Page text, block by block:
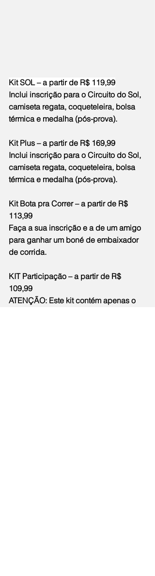
Kit SOL – a partir de R$ 119,99
Inclui inscrição para o Circuito do Sol,
camiseta regata, coqueteleira, bolsa
térmica e medalha (pós-prova).
Kit Plus – a partir de R$ 169,99
Inclui inscrição para o Circuito do Sol,
camiseta regata, coqueteleira, bolsa
térmica e medalha (pós-prova).
Kit Bota pra Correr – a partir de R$
113,99
Faça a sua inscrição e a de um amigo
para ganhar um boné de embaixador
de corrida.
KIT Participação – a partir de R$
109,99
ATENÇÃO: Este kit contém apenas o